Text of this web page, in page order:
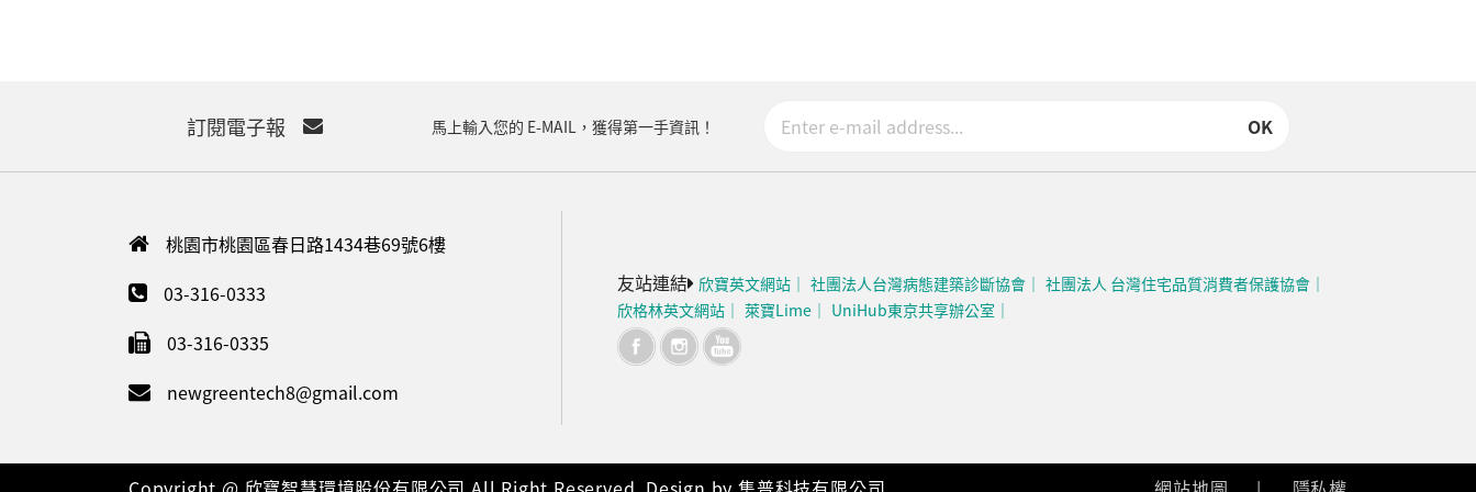
訂閱電子報 馬上輸入您的 E-MAIL，獲得第一手資訊！ OK
桃園市桃園區春日路1434巷69號6樓
03-316-0333
03-316-0335
newgreentech8@gmail.com
友站連結 欣寶英文網站 社團法人台灣病態建築診斷協會
社團法人 台灣住宅品質消費者保護協會
欣格林英文網站
萊寶Lime UniHub東京共享辦公室